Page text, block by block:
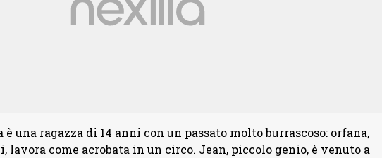
è una ragazza di 14 anni con un passato molto burrascoso: orfana,
lavora come acrobata in un circo. Jean, piccolo genio, è venuto a